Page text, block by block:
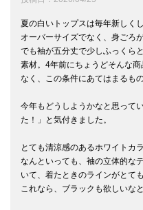
夏の白いトップスは毎年新しく
オーバーサイズでなく、身ごろ
でも袖が五分丈で少しふっくら
素材。4年前にちょうどそんな
なく、この条件にあてはまるも
今年もどうしようかなと思って
た！」と気付きました。
とても清涼感のあるホワイトカ
なんといっても、袖の立体的な
いて、着たときのラインがとて
これなら、ブラックも欲しいな